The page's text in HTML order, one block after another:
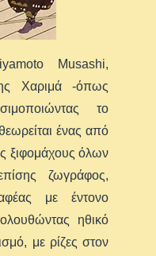
Musashi,
Χαριμά -όπως
το
ένας από
ξιφομάχους όλων
ζωγράφος,
με έντονο
ηθικό
με ρίζες στον